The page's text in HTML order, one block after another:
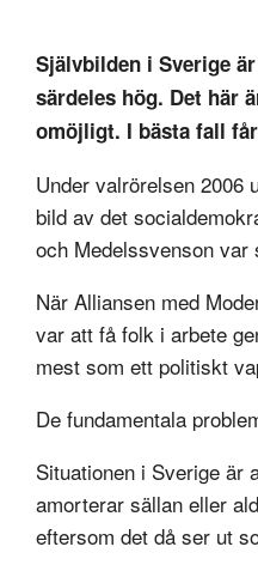
Självbilden i Sverige
särdeles hög. Det här
omöjligt. I bästa fall
Under valrörelsen 2006
bild av det
och Medelssvenson
När Alliansen med
var att få folk i arbete
mest som ett politiskt
De fundamentala
Situationen i Sverige är
amorterar sällan eller
eftersom det då ser ut